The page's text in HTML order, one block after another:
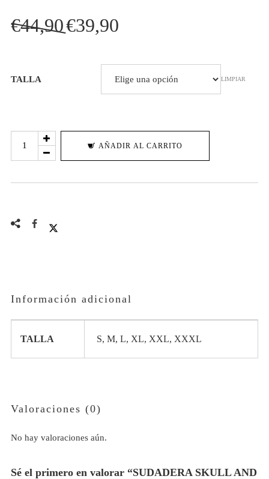
€44,90 precio
€39,90precio
es:
€39,90.
TALLA LIMPIAR
SUDADERA
CAPUCHA
AÑADIR AL CARRITO
Información adicional
TALLA S, M, L, XL, XXL, XXXL
Valoraciones (0)
No hay valoraciones aún.
Sé el primero en valorar “SUDADERA SKULL AND